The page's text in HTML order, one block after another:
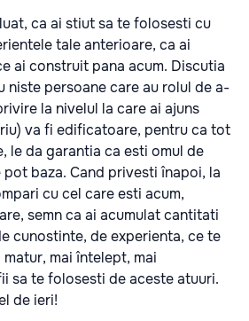
ca ai stiut sa te folosesti cu
tale anterioare, ca ai
ai construit pana acum. Discutia
niste persoane care au rolul de a-
la nivelul la care ai ajuns
va fi edificatoare, pentru ca tot
le da garantia ca esti omul de
baza. Cand privesti înapoi, la
cu cel care esti acum,
semn ca ai acumulat cantitati
cunostinte, de experienta, ce te
mai întelept, mai
sa te folosesti de aceste atuuri.
de ieri!